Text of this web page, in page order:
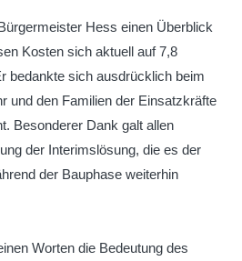
Hess einen Überblick
Kosten sich aktuell auf 7,8
bedankte sich ausdrücklich beim
und den Familien der Einsatzkräfte
Besonderer Dank galt allen
der Interimslösung, die es der
der Bauphase weiterhin
Worten die Bedeutung des